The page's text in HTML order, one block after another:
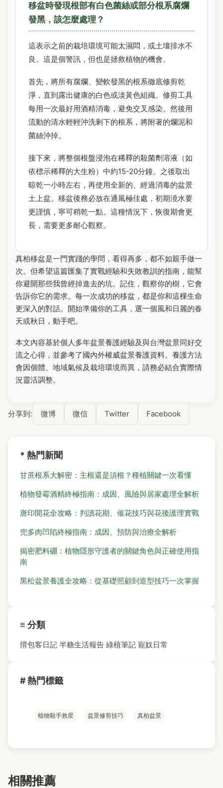
移盆時發現根部有白色菌絲或部分根系腐爛
發黑，該怎麼處理？
這表示之前的栽培環境可能太濕悶，或土壤排水不
良。這是個警訊，但也是拯救植物的機會。
首先，將所有腐爛、變軟發黑的根系徹底修剪乾
淨，直到露出健康的白色或淡黃色組織。修剪工具
每用一次最好用酒精消毒，避免交叉感染。然後用
流動的清水輕輕沖洗剩下的根系，將附著的爛泥和
菌絲沖掉。
接下來，將整個根盤浸泡在稀釋的殺菌劑溶液（如
依標示稀釋的大生粉）中約15-20分鐘。之後取出
晾乾一小時左右，再使用全新的、經過消毒的盆景
土上盆。移盆後務必放在通風極佳處，初期澆水要
更謹慎，寧可稍乾一點。這種情況下，恢復期會更
長，需要更多耐心觀察。
真柏移盆是一門實踐的學問，看得再多，都不如親手做一
次。但希望這篇匯集了實戰經驗和失敗教訓的指南，能幫
你避開那些我曾經掉進去的坑。記住，觀察你的樹，它會
告訴你它的需求。每一次成功的移盆，都是你和這棵生命
更深入的對話。開始準備你的工具，選一個風和日麗的春
天或秋日，動手吧。
本文內容基於個人多年盆景養護經驗及與台灣盆景同好交
流之心得，並參考了國內外權威盆景養護資料。養護方法
會因個體、地域氣候及栽培環境而異，請務必結合實際情
況靈活調整。
分享到: 微博 微信 Twitter Facebook
* 熱門新聞
甘蔗根系大解密：主根還是須根？種植關鍵一次看懂
植物發霉酒精終極指南：成因、風險與居家處理全解析
唐印開花全攻略：判讀花期、催花技巧與花後護理實戰
兜多肉凹陷終極指南：成因、預防與治療全解析
揭密肥料硼：植物隱形守護者的關鍵角色與正確使用指
南
黑松盆景養護全攻略：從基礎照顧到造型技巧一次掌握
≡ 分類
揹包客日記 半糖生活報告 綠植筆記 寵奴日常
# 熱門標籤
植物殺手救星 盆景修剪技巧 真柏盆景
相關推薦